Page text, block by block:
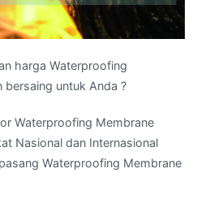
harga Waterproofing
bersaing untuk Anda ?
Waterproofing Membrane
Nasional dan Internasional
Waterproofing Membrane